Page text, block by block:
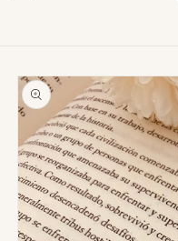
directamente
a la
información
del producto